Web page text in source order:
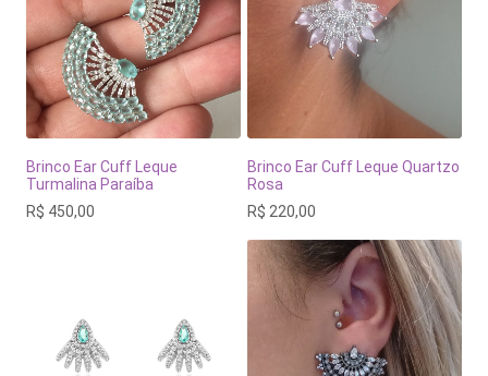
Brinco Ear Cuff Leque
Turmalina Paraíba
R$ 450,00
Brinco Ear Cuff Leque Quartzo
Rosa
R$ 220,00